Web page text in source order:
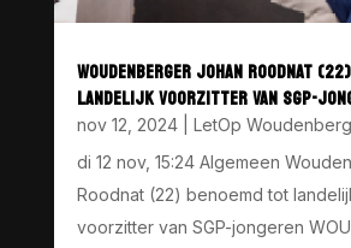
WOUDENBERGER JOHAN ROODNAT
LANDELIJK VOORZITTER VAN SGP-
nov 12, 2024| LetOp Woudenberg
di 12 nov, 15:24 Algemeen
Roodnat (22) benoemd tot
voorzitter van SGP-jongeren